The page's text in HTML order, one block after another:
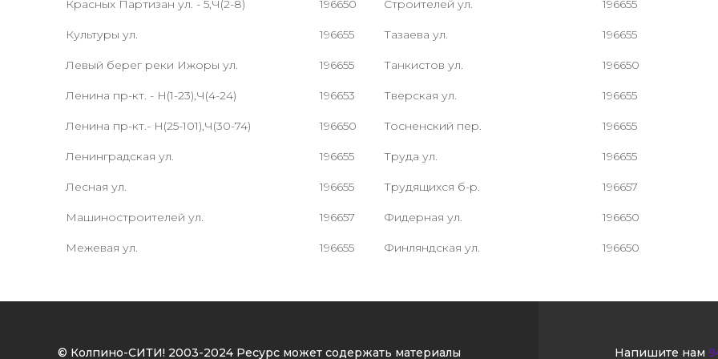
Красных Партизан ул. - 5,Ч(2-8) 196650 Строителей ул. 196655
Культуры ул. 196655 Тазаева ул. 196655
Левый берег реки Ижоры ул. 196655 Танкистов ул. 196650
Ленина пр-кт. - Н(1-23),Ч(4-24) 196653 Тверская ул. 196655
Ленина пр-кт.- Н(25-101),Ч(30-74) 196650 Тосненский пер. 196655
Ленинградская ул. 196655 Труда ул. 196655
Лесная ул. 196655 Трудящихся б-р. 196657
Машиностроителей ул. 196657 Фидерная ул. 196650
Межевая ул. 196655 Финляндская ул. 196650
© Колпино-СИТИ! 2003-2024 Ресурс может содержать материалы Напишите нам